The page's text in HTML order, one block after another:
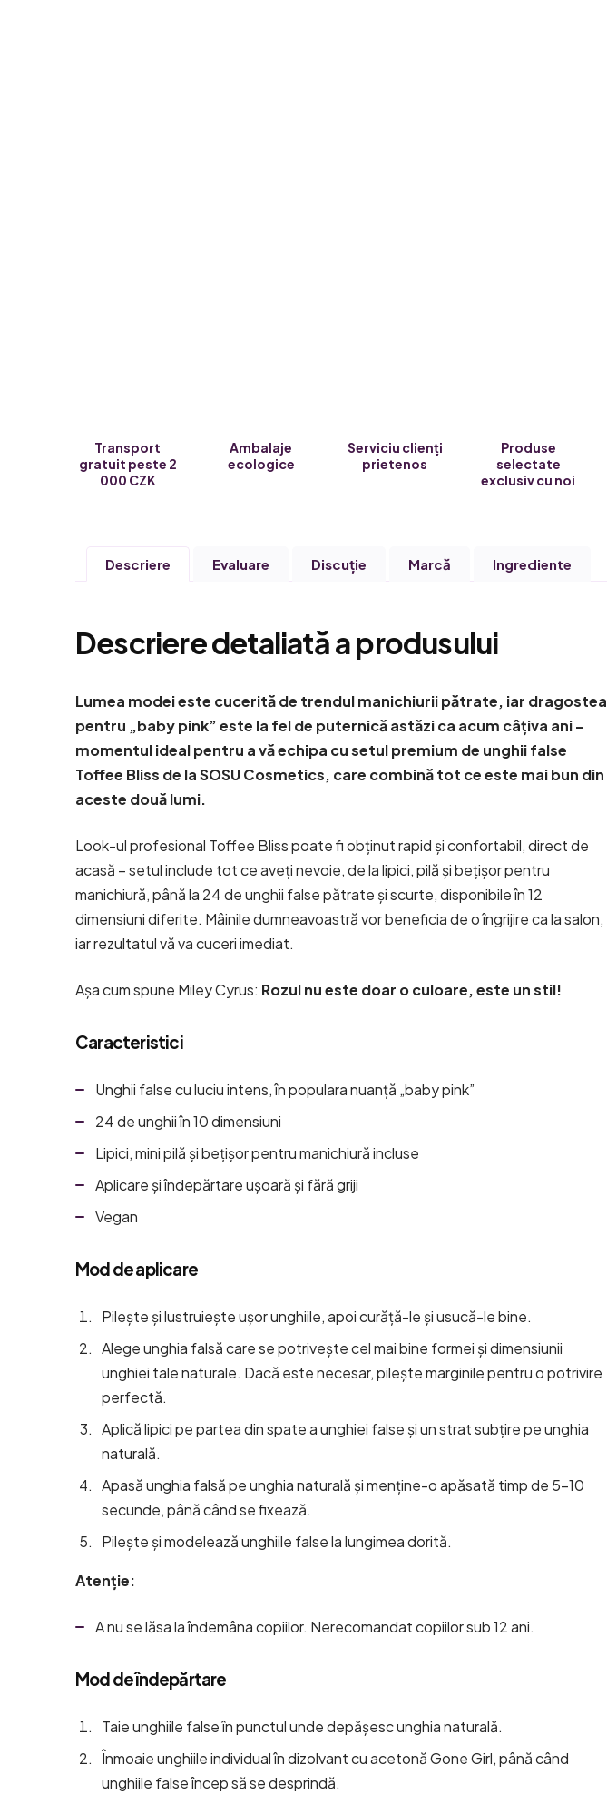
Transport
gratuit peste 2
000 CZK
Ambalaje
ecologice
Serviciu clienți
prietenos
Produse
selectate
exclusiv cu noi
Descriere Evaluare Discuţie Marcă Ingrediente
Descriere detaliată a produsului
Lumea modei este cucerită de trendul manichiurii pătrate, iar dragostea
pentru „baby pink” este la fel de puternică astăzi ca acum câțiva ani –
momentul ideal pentru a vă echipa cu setul premium de unghii false
Toffee Bliss de la SOSU Cosmetics, care combină tot ce este mai bun din
aceste două lumi.
Look-ul profesional Toffee Bliss poate fi obținut rapid și confortabil, direct de
acasă – setul include tot ce aveți nevoie, de la lipici, pilă și bețișor pentru
manichiură, până la 24 de unghii false pătrate și scurte, disponibile în 12
dimensiuni diferite. Mâinile dumneavoastră vor beneficia de o îngrijire ca la salon,
iar rezultatul vă va cuceri imediat.
Așa cum spune Miley Cyrus: Rozul nu este doar o culoare, este un stil!
Caracteristici
Unghii false cu luciu intens, în populara nuanță „baby pink”
24 de unghii în 10 dimensiuni
Lipici, mini pilă și bețișor pentru manichiură incluse
Aplicare și îndepărtare ușoară și fără griji
Vegan
Mod de aplicare
Pilește și lustruiește ușor unghiile, apoi curăță-le și usucă-le bine.
Alege unghia falsă care se potrivește cel mai bine formei și dimensiunii
unghiei tale naturale. Dacă este necesar, pilește marginile pentru o potrivire
perfectă.
Aplică lipici pe partea din spate a unghiei false și un strat subțire pe unghia
naturală.
Apasă unghia falsă pe unghia naturală și menține-o apăsată timp de 5-10
secunde, până când se fixează.
Pilește și modelează unghiile false la lungimea dorită.
Atenție:
A nu se lăsa la îndemâna copiilor. Nerecomandat copiilor sub 12 ani.
Mod de îndepărtare
Taie unghiile false în punctul unde depășesc unghia naturală.
Înmoaie unghiile individual în dizolvant cu acetonă Gone Girl, până când
unghiile false încep să se desprindă.